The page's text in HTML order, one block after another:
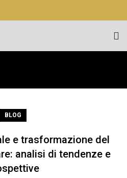
BLOG
e trasformazione del
analisi di tendenze e